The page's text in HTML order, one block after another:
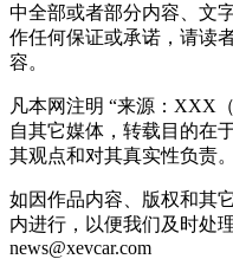
中全部或者部分内容、文
作任何保证或承诺，请读
容。
凡本网注明 “来源：XXX
自其它媒体，转载目的在
其观点和对其真实性负责。
如因作品内容、版权和其
内进行，以便我们及时处
news@xevcar.com